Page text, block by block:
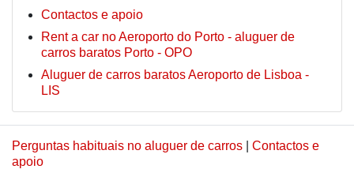
Contactos e apoio
Rent a car no Aeroporto do Porto - aluguer de
carros baratos Porto - OPO
Aluguer de carros baratos Aeroporto de Lisboa -
LIS
Perguntas habituais no aluguer de carros
Contactos e
apoio